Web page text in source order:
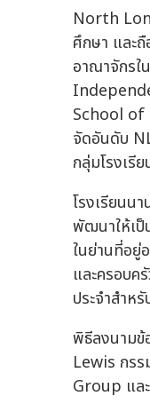
North
ศึกษา และ
อาณาจักรใ
School of
จัดอันดับ
กลุ่มโรงเรี
โรงเรียนน
พัฒนาให้เป็
ในย่านที่อยู่
และครอบค
ประจำสำห
พิธีลงนาม
Lewis กร
Group แล